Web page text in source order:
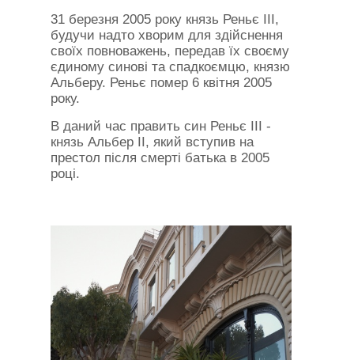
31 березня 2005 року князь Реньє III,
будучи надто хворим для здійснення
своїх повноважень, передав їх своєму
єдиному синові та спадкоємцю, князю
Альберу. Реньє помер 6 квітня 2005
року.
В даний час править син Реньє III -
князь Альбер II, який вступив на
престол після смерті батька в 2005
році.